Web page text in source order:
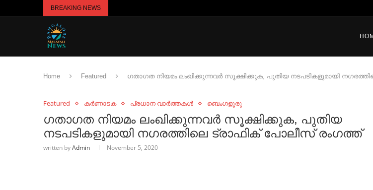
BREAKING NEWS
Home Featured ഗതാഗത നിയമം ലംഖിക്കുന്നവർ സൂക്ഷിക്കുക, പുതിയ നടപടികളുമായി
Featured കർണാടക പ്രധാന വാർത്തകൾ ബെംഗളൂരു
ഗതാഗത നിയമം ലംഖിക്കുന്നവർ സൂക്ഷിക്കുക, പുതിയ
നടപടികളുമായി നഗരത്തിലെ ട്രാഫിക് പോലീസ് രംഗത്ത്
written byAdmin November 5, 2020